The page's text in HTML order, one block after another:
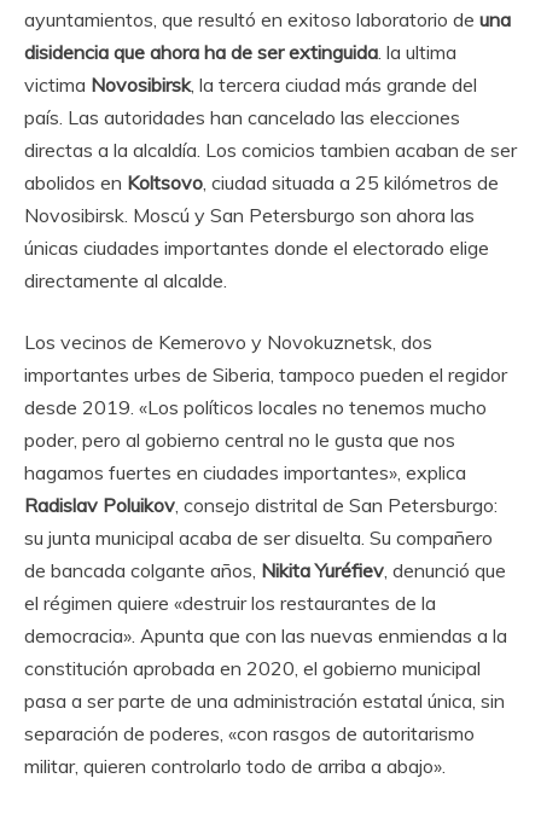
ayuntamientos, que resultó en exitoso laboratorio de una
disidencia que ahora ha de ser extinguida . la ultima
victima Novosibirsk, la tercera ciudad más grande del
país. Las autoridades han cancelado las elecciones
directas a la alcaldía. Los comicios tambien acaban de ser
abolidos en Koltsovo , ciudad situada a 25 kilómetros de
Novosibirsk. Moscú y San Petersburgo son ahora las
únicas ciudades importantes donde el electorado elige
directamente al alcalde.
Los vecinos de Kemerovo y Novokuznetsk, dos
importantes urbes de Siberia, tampoco pueden el regidor
desde 2019. «Los políticos locales no tenemos mucho
poder, pero al gobierno central no le gusta que nos
hagamos fuertes en ciudades importantes», explica
Radislav Poluikov , consejo distrital de San Petersburgo:
su junta municipal acaba de ser disuelta. Su compañero
de bancada colgante años, Nikita Yuréfiev , denunció que
el régimen quiere «destruir los restaurantes de la
democracia». Apunta que con las nuevas enmiendas a la
constitución aprobada en 2020, el gobierno municipal
pasa a ser parte de una administración estatal única, sin
separación de poderes, «con rasgos de autoritarismo
militar, quieren controlarlo todo de arriba a abajo».